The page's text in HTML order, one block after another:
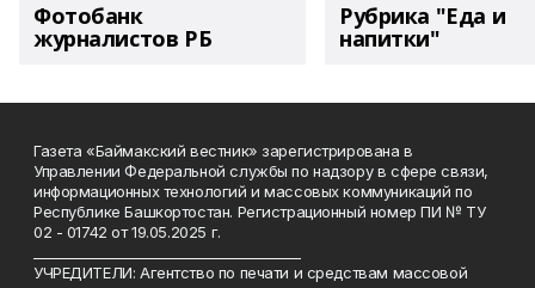
Фотобанк
журналистов РБ
Рубрика "Еда и
напитки"
Газета «Баймакский вестник» зарегистрирована в
Управлении Федеральной службы по надзору в сфере связи,
информационных технологий и массовых коммуникаций по
Республике Башкортостан. Регистрационный номер ПИ № ТУ
02 - 01742 от 19.05.2025 г.
УЧРЕДИТЕЛИ: Агентство по печати и средствам массовой